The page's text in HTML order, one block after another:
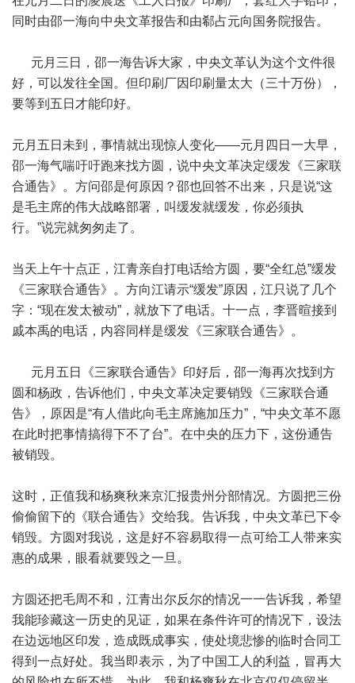
同时由邵一海向中央文革报告和由郗占元向国务院报告。
元月三日，邵一海告诉大家，中央文革认为这个文件很
好，可以发往全国。但印刷厂因印刷量太大（三十万份），
要等到五日才能印好。
元月五日未到，事情就出现惊人变化——元月四日一大早，
邵一海气喘吁吁跑来找方圆，说中央文革决定缓发《三家联
合通告》。方问邵是何原因？邵也回答不出来，只是说“这
是毛主席的伟大战略部署，叫缓发就缓发，你必须执
行。”说完就匆匆走了。
当天上午十点正，江青亲自打电话给方圆，要“全红总”缓发
《三家联合通告》。方向江请示“缓发”原因，江只说了几个
字：“现在发太被动”，就放下了电话。十一点，李晋暄接到
戚本禹的电话，内容同样是缓发《三家联合通告》。
元月五日《三家联合通告》印好后，邵一海再次找到方
圆和杨政，告诉他们，中央文革决定要销毁《三家联合通
告》，原因是“有人借此向毛主席施加压力”，“中央文革不愿
在此时把事情搞得下不了台”。在中央的压力下，这份通告
被销毁。
这时，正值我和杨爽秋来京汇报贵州分部情况。方圆把三份
偷偷留下的《联合通告》交给我。告诉我，中央文革已下令
销毁。方圆对我说，这是好不容易取得一点可给工人带来实
惠的成果，眼看就要毁之一旦。
方圆还把毛周不和，江青出尔反尔的情况一一告诉我，希望
我能珍藏这一历史的见证，如果在条件许可的情况下，设法
在边远地区印发，造成既成事实，使处境悲惨的临时合同工
得到一点好处。我当即表示，为了中国工人的利益，冒再大